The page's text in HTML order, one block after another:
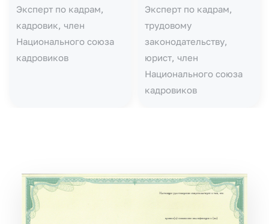
Эксперт по кадрам,
кадровик, член
Национального союза
кадровиков
Эксперт по кадрам,
трудовому
законодательству,
юрист, член
Национального союза
кадровиков